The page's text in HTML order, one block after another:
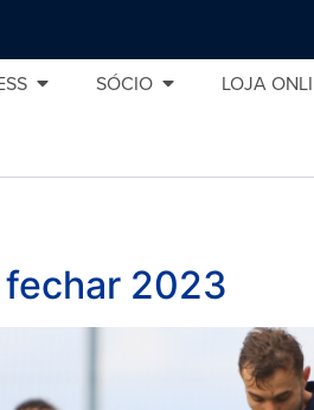
SÓCIO LOJA
fechar 2023